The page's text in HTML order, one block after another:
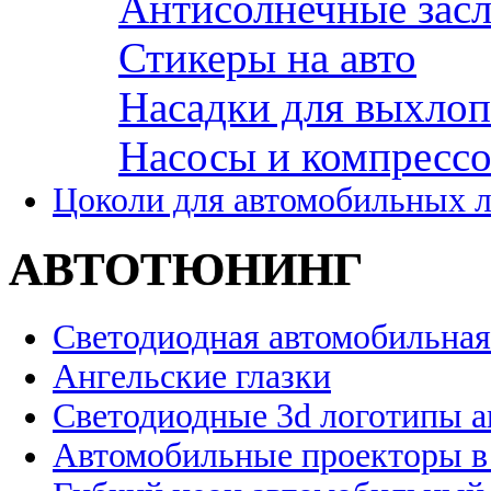
Стикеры на авто
Насадки для
Насосы и
Цоколи для автомобильных
АВТОТЮНИНГ
Светодиодная
Ангельские глазки
Светодиодные 3d логотипы
Автомобильные проекторы